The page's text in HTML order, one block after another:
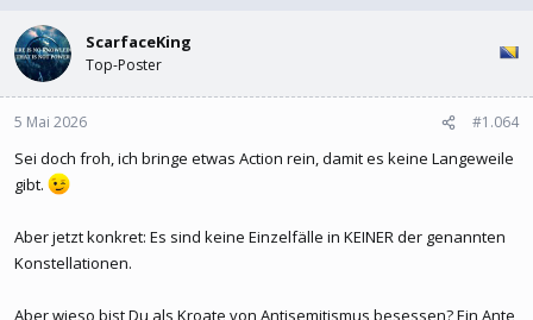
Um diese Inhalte anzuzeigen, benötigen wir die
Zustimmung zum Setzen von Drittanbieter-Cookies.
Für weitere Informationen siehe die SeiteVerwendung
von Cookies
Drittanbieter-Cookies akzeptieren
Um diese Inhalte anzuzeigen, benötigen wir die
ScarfaceKing
Top-Poster
5 Mai 2026 #1.064
Sei doch froh, ich bringe etwas Action rein, damit es keine Langeweile
gibt.
Aber jetzt konkret: Es sind keine Einzelfälle in KEINER der genannten
Konstellationen.
Aber wieso bist Du als Kroate von Antisemitismus besessen? Ein Ante